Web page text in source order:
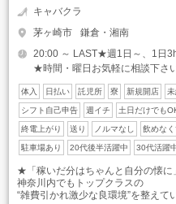
キャバクラ
茅ヶ崎市
鎌倉・湘南
20:00 ～ LAST★週1日～、1日
★時間・曜日お気軽に相談下さ
体入 日払い 託児所 寮 新規開店
シフト自己申告 週イチ 土日だけでも
終電上がり 送り ノルマなし 飲めな
駐車場あり 20代後半活躍中 30代活躍
★「稼いだ分はちゃんと自分の懐に
神奈川内でもトップクラスの
“雑費引かれ激少な良環境”を整えて